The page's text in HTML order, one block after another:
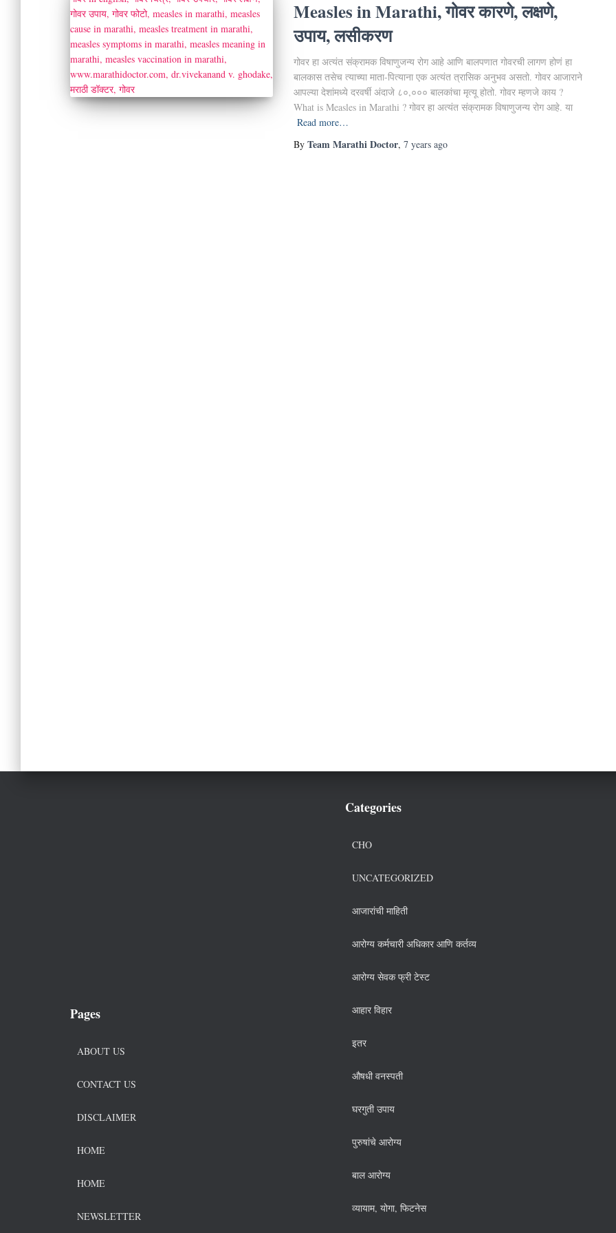
Measles in Marathi, गोवर कारणे, लक्षणे,
उपाय, लसीकरण
गोवर हा अत्यंत संक्रामक विषाणुजन्य रोग आहे आणि बालपणात गोवरची लागण होणं हा
बालकास तसेच त्याच्या माता-पित्याना एक अत्यंत त्रासिक अनुभव असतो. गोवर आजाराने
आपल्या देशांमध्ये दरवर्षी अंदाजे ८०,००० बालकांचा मृत्यू होतो. गोवर म्हणजे काय ?
What is Measles in Marathi ? गोवर हा अत्यंत संक्रामक विषाणुजन्य रोग आहे. या
Read more…
By Team Marathi Doctor, 7 years ago
Pages
ABOUT US
CONTACT US
DISCLAIMER
HOME
HOME
NEWSLETTER
Categories
CHO
UNCATEGORIZED
आजारांची माहिती
आरोग्य कर्मचारी अधिकार आणि कर्तव्य
आरोग्य सेवक फ्री टेस्ट
आहार विहार
इतर
औषधी वनस्पती
घरगुती उपाय
पुरुषांचे आरोग्य
बाल आरोग्य
व्यायाम, योगा, फिटनेस